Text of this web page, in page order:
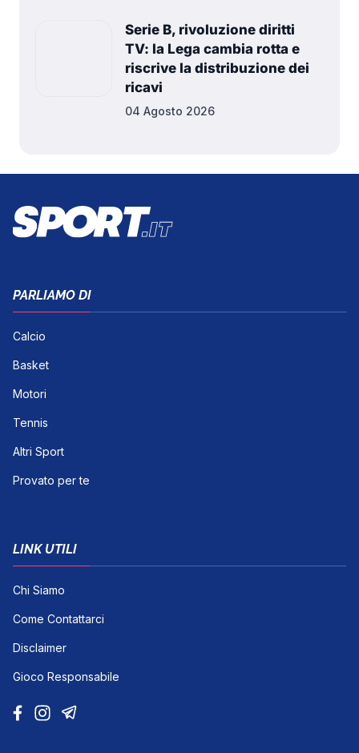
Serie B, rivoluzione diritti
TV: la Lega cambia rotta e
riscrive la distribuzione dei
ricavi
04 Agosto 2026
PARLIAMO DI
Calcio
Basket
Motori
Tennis
Altri Sport
Provato per te
LINK UTILI
Chi Siamo
Come Contattarci
Disclaimer
Gioco Responsabile